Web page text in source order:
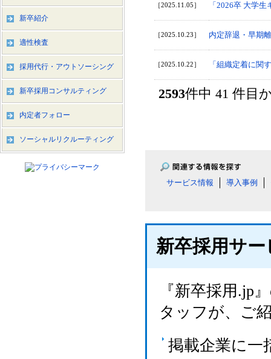
［2025.11.05］ 「2026卒 大学
［2025.10.23］ 内定辞退・早期
［2025.10.22］ 「組織定着に関
2593件中 41 件目
サービス情報 導入事例
新卒採用サ
『新卒採用.jp
タッフが、ご
掲載企業に一
新卒紹介
適性検査
採用代行・アウトソーシング
新卒採用コンサルティング
内定者フォロー
ソーシャルリクルーティング